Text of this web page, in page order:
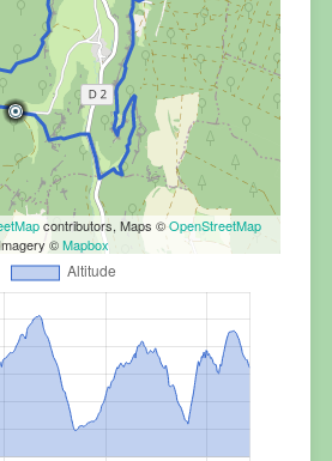
contributors, Maps ©OpenStreetMap
©Mapbox